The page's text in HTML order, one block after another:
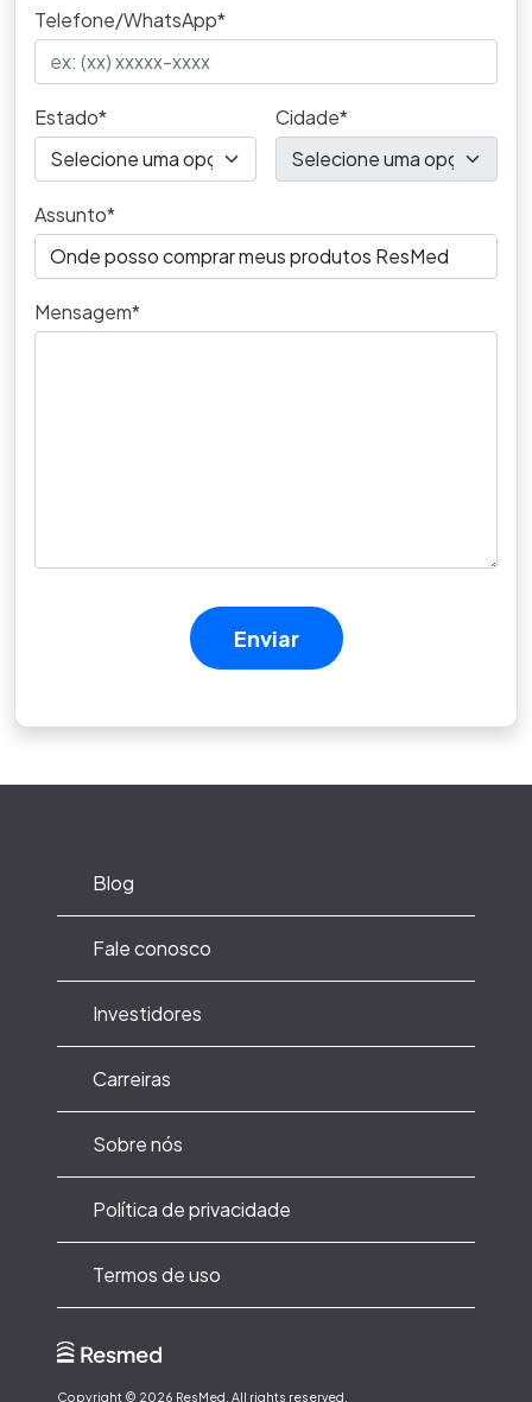
Telefone/WhatsApp*
Estado* Cidade*
Assunto*
Mensagem*
Enviar
Copyright © 2026 ResMed. All rights reserved.
Termos de uso
Política de privacidade
Sobre nós
Carreiras
Investidores
Fale conosco
Blog